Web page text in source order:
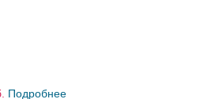
Подробнее